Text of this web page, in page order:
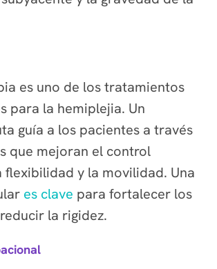
es uno de los tratamientos
para la hemiplejia. Un
guía a los pacientes a través
que mejoran el control
flexibilidad y la movilidad. Una
es clave para fortalecer los
la rigidez.